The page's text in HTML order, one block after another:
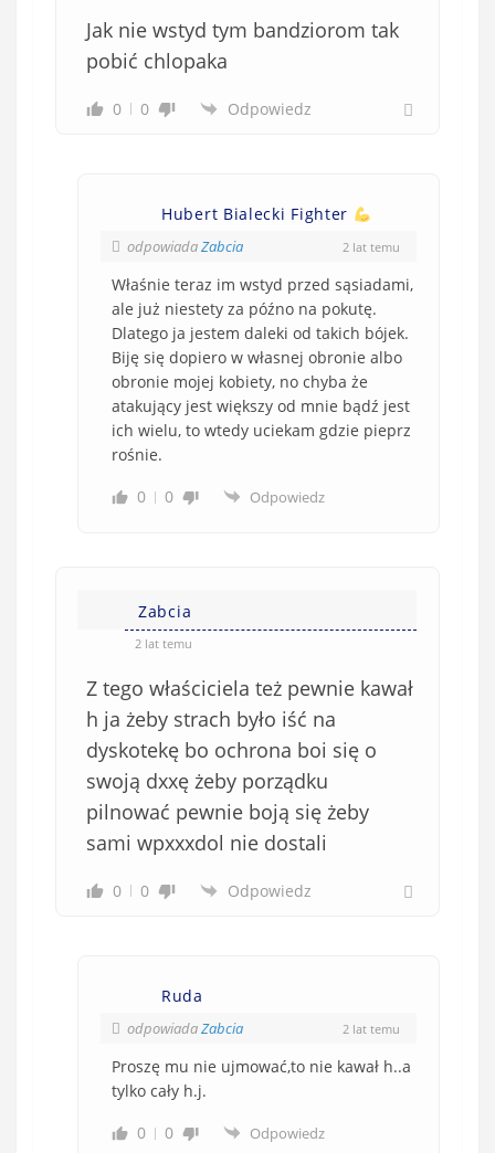
Jak nie wstyd tym bandziorom tak
pobić chlopaka
0 0 Odpowiedz
Hubert Bialecki Fighter
odpowiadaZabcia 2 lat temu
Właśnie teraz im wstyd przed sąsiadami,
ale już niestety za późno na pokutę.
Dlatego ja jestem daleki od takich bójek.
Biję się dopiero w własnej obronie albo
obronie mojej kobiety, no chyba że
atakujący jest większy od mnie bądź jest
ich wielu, to wtedy uciekam gdzie pieprz
rośnie.
0
0 Odpowiedz
Zabcia
2 lat temu
Z tego właściciela też pewnie kawał
h ja żeby strach było iść na
dyskotekę bo ochrona boi się o
swoją dxxę żeby porządku
pilnować pewnie boją się żeby
sami wpxxxdol nie dostali
0 0 Odpowiedz
Ruda
odpowiadaZabcia 2 lat temu
Proszę mu nie ujmować,to nie kawał h..a
tylko cały h.j.
0
0 Odpowiedz